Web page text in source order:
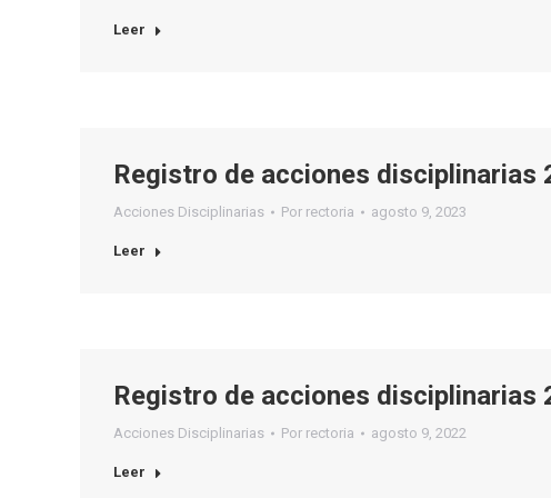
Leer
Registro de acciones disciplinarias
Acciones Disciplinarias Por rectoria agosto 9, 2023
Leer
Registro de acciones disciplinarias
Acciones Disciplinarias Por rectoria agosto 9, 2022
Leer